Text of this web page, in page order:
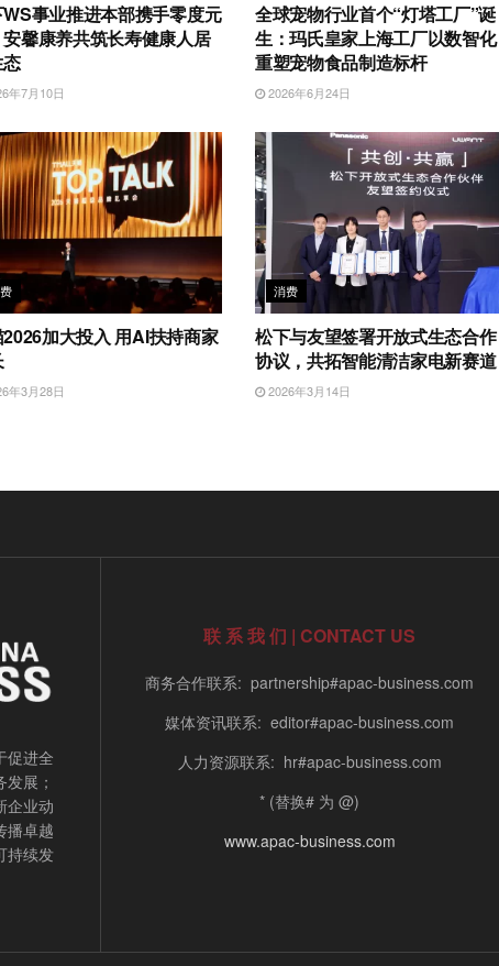
事业推进本部携手零度元
安馨康养共筑长寿健康人居
年7月10日
全球宠物行业首个“灯塔工厂”诞
生：玛氏皇家上海工厂以数智化
重塑宠物食品制造标杆
2026年6月24日
加大投入 用AI扶持商家
年3月28日
消费
松下与友望签署开放式生态合作
协议，共拓智能清洁家电新赛道
2026年3月14日
促进全
展；
企业动
播卓越
持续发
联 系 我 们 | CONTACT US
商务合作联系: partnership#apac-business.com
媒体资讯联系: editor#apac-business.com
人力资源联系: hr#apac-business.com
* (替换# 为 @)
www.apac-business.com